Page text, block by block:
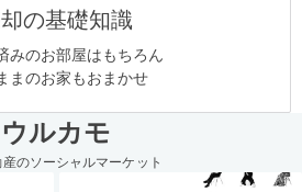
の基礎知識
みのお部屋はもちろん
まのお家もおまかせ
ウルカモ
のソーシャルマーケット